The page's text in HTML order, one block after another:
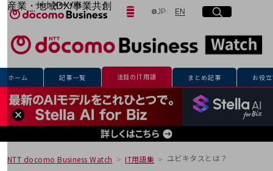
産業・地域DX/事業共創
OPEN HUB for Plural Futures
自律・分散・協調型社会の実現を目指し、
「社会可能性」を探究・実装する事業共創エコシステムです。
イベント/ウェビナー
記事コンテンツ
プレイヤー(カタリスト/パートナー企業)
事例
Smart World
産業・地域DXプラットフォーマーとして
Smart City
JP日本語
ENEnglish
サイト内検索
開く
メニュー
開く
フリーワードを入力して探す
フリーワードでNTTドコモビジネスの
検索する
ホーム 記事一覧 注目のIT用語 まとめ記事 お役
NTT docomo Business Watch IT用語集 ユビキタスとは？